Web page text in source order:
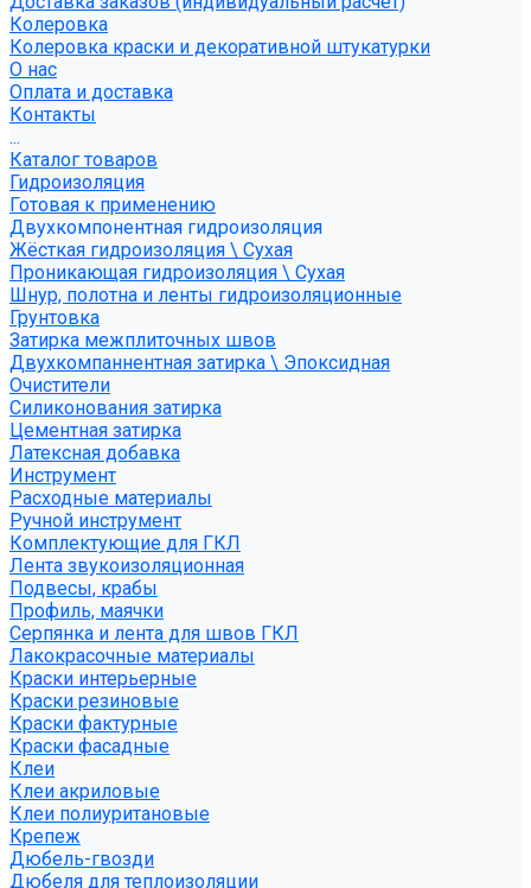
Колеровка
Колеровка краски и декоративной штукатурки
О нас
Оплата и доставка
Контакты
...
Каталог товаров
Гидроизоляция
Готовая к применению
Двухкомпонентная гидроизоляция
Жёсткая гидроизоляция \ Сухая
Проникающая гидроизоляция \ Сухая
Шнур, полотна и ленты гидроизоляционные
Грунтовка
Затирка межплиточных швов
Двухкомпаннентная затирка \ Эпоксидная
Очистители
Силиконования затирка
Цементная затирка
Латексная добавка
Инструмент
Расходные материалы
Ручной инструмент
Комплектующие для ГКЛ
Лента звукоизоляционная
Подвесы, крабы
Профиль, маячки
Серпянка и лента для швов ГКЛ
Лакокрасочные материалы
Краски интерьерные
Краски резиновые
Краски фактурные
Краски фасадные
Клеи
Клеи акриловые
Клеи полиуритановые
Крепеж
Дюбель-гвозди
Дюбеля для теплоизоляции